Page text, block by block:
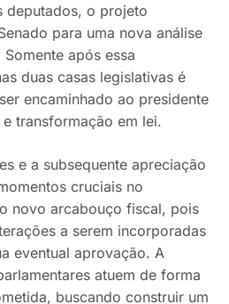
deputados, o projeto
para uma nova análise
após essa
duas casas legislativas é
encaminhado ao presidente
transformação em lei.
e a subsequente apreciação
cruciais no
novo arcabouço fiscal, pois
a serem incorporadas
eventual aprovação. A
atuem de forma
buscando construir um